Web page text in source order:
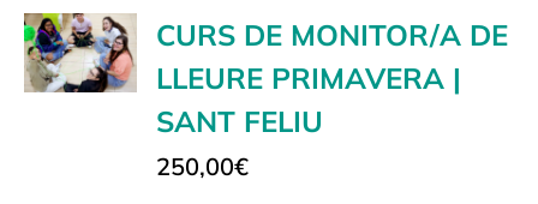
CURS DE MONITOR/A DE
LLEURE PRIMAVERA |
SANT FELIU
250,00€